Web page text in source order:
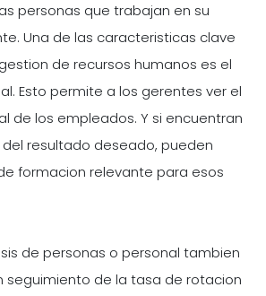
personas que trabajan en su
Una de las caracteristicas clave
de recursos humanos es el
Esto permite a los gerentes ver el
de los empleados. Y si encuentran
resultado deseado, pueden
formacion relevante para esos
de personas o personal tambien
seguimiento de la tasa de rotacion